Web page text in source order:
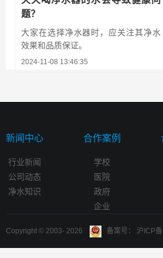
题？
大家在选择净水器时，应关注其净水
效果和品质保证。
2024-11-08 13:46:35
新闻中心
行业新闻
公司动态
净水知识
合作案例
学校
医院
政府
企业
Copyright © 2003- 2026 备案号： 沪ICP